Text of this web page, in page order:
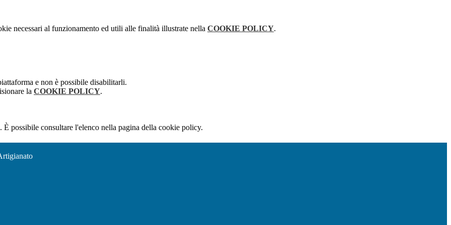
necessari al funzionamento ed utili alle finalità illustrate nella COOKIE POLICY.
e non è possibile disabilitarli.
la COOKIE POLICY.
possibile consultare l'elenco nella pagina della cookie policy.